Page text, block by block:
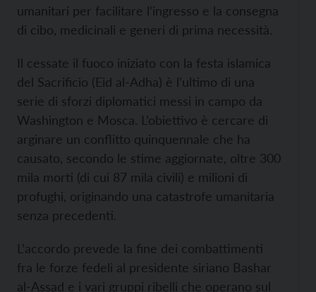
umanitari per facilitare l’ingresso e la consegna
di cibo, medicinali e generi di prima necessità.
Il cessate il fuoco iniziato con la festa islamica
del Sacrificio (Eid al-Adha) è l’ultimo di una
serie di sforzi diplomatici messi in campo da
Washington e Mosca. L’obiettivo è cercare di
arginare un conflitto quinquennale che ha
causato, secondo le stime aggiornate, oltre 300
mila morti (di cui 87 mila civili) e milioni di
profughi, originando una catastrofe umanitaria
senza precedenti.
L’accordo prevede la fine dei combattimenti
fra le forze fedeli al presidente siriano Bashar
al-Assad e i vari gruppi ribelli che operano sul